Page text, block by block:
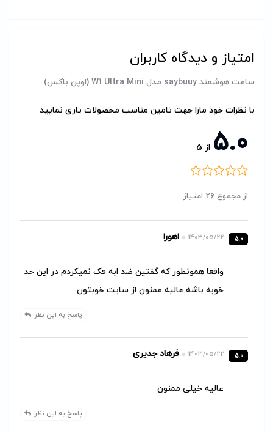
امتیاز و دیدگاه کاربران
ساعت هوشمند saybuuy مدل W1 Ultra Mini (اوپن باکس)
با نظرات خود مارا جهت تامین مناسب محصولات یاری نمایید
5.0 از 5
از مجموع 26 امتیاز
5.0
1403/05/22 اهورا
واقعا همونطور که گفتین ضد ابه فک نمیکردم در این حد
خوبه باشه عالیه ممنون از سایت خوبتون
پاسخ به این نظر
5.0
1403/05/22 فرهاد جدیری
عالیه خیلی ممنون
پاسخ به این نظر